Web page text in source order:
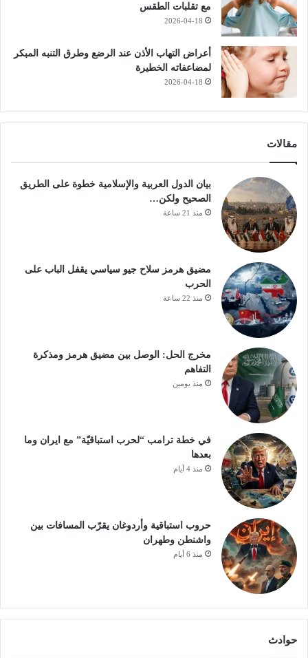
مع تقلبات الطقس
2026-04-18
أعراض التهاب الأذن عند الرضع وطرق التنبه المبكر
لمضاعفاته الخطيرة
2026-04-18
مقالات
بيان الدول العربية والإسلامية خطوة على الطريق
الصحيح ولكن…
منذ 21 ساعة
مضيق هرمز سلاح جيو سياسي يقفل الباب على
الحرب
منذ 22 ساعة
مخرج الحل: الوصل بين مضيق هرمز ومذكرة
التفاهم
منذ يومين
في خطة ترامب “لحرب استباقيّة” مع ايران وما
بعدها
منذ 4 أيام
حروب استباقية وأردوغان يقرّب المسافات بين
واشنطن وطهران
منذ 6 أيام
حوادث